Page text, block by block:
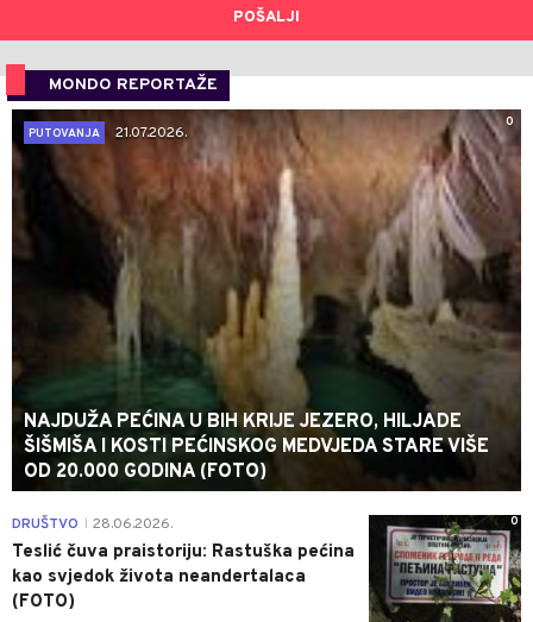
POŠALJI
MONDO REPORTAŽE
0
PUTOVANJA
21.07.2026.
NAJDUŽA PEĆINA U BIH KRIJE JEZERO, HILJADE
ŠIŠMIŠA I KOSTI PEĆINSKOG MEDVJEDA STARE VIŠE
OD 20.000 GODINA (FOTO)
0
DRUŠTVO 28.06.2026.
Teslić čuva praistoriju: Rastuška pećina
kao svjedok života neandertalaca
(FOTO)